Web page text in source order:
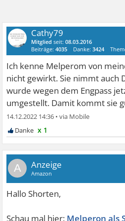
Cathy79
Mitglied seit:08.03.2016
Beiträge:4035 Danke:3424
Ich kenne Melperom von
nicht gewirkt. Sie nimmt auch
wurde wegen dem Engpass
umgestellt. Damit kommt sie
14.12.2022 14:36 •
x 1
A
Melperon als